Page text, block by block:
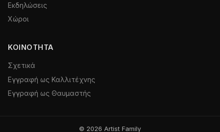
Εκδηλώσεις
Χώροι
ΚΟΙΝΌΤΗΤΑ
Σχετικά
Εγγραφή ως Καλλιτέχνης
Εγγραφή ως Θαυμαστής
© 2026 Artist Family